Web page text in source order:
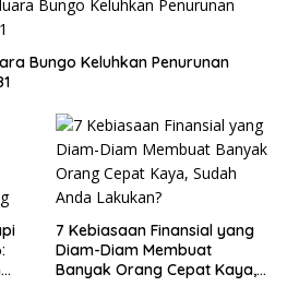
Bungo Keluhkan Penurunan
7 Kebiasaan Finansial yang
Diam-Diam Membuat
Banyak Orang Cepat Kaya,